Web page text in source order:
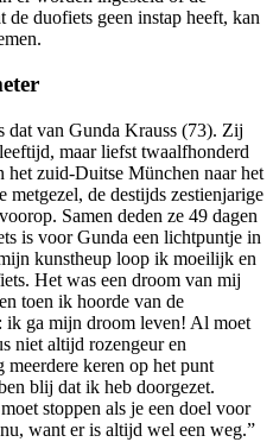
de duofiets geen instap heeft, kan
dat van Gunda Krauss (73). Zij
maar liefst twaalfhonderd
het zuid-Duitse München naar het
de destijds zestienjarige
Samen deden ze 49 dagen
is voor Gunda een lichtpuntje in
kunstheup loop ik moeilijk en
Het was een droom van mij
toen ik hoorde van de
ik ga mijn droom leven! Al moet
niet altijd rozengeur en
keren op het punt
blij dat ik heb doorgezet.
stoppen als je een doel voor
want er is altijd wel een weg.”